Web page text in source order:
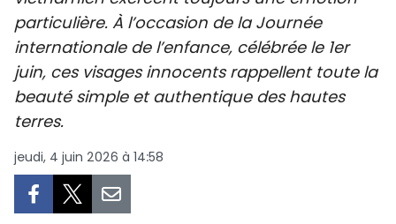
CULTURE
TOURISME
particulière. À l’occasion de la Journée
internationale de l’enfance, célébrée le 1er
juin, ces visages innocents rappellent toute la
beauté simple et authentique des hautes
terres.
jeudi, 4 juin 2026 à 14:58